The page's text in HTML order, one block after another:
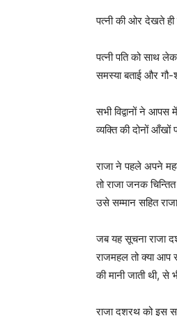
पत्नी की ओर देखते
पत्नी पति को साथ
समस्या बताई और गौ-
सभी विद्वानों ने
व्यक्ति की दोनों
राजा ने पहले अपने
तो राजा जनक
उसे सम्मान सहित
जब यह सूचना राजा
राजमहल तो क्या आप
की मानी जाती थी, से
राजा दशरथ को इस